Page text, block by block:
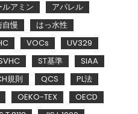
ルアミン
アパレル
慢
はっ水性
VOCs
UV329
ST基準
SIAA
規則 QCS
PL法
OEKO-TEX
OECD